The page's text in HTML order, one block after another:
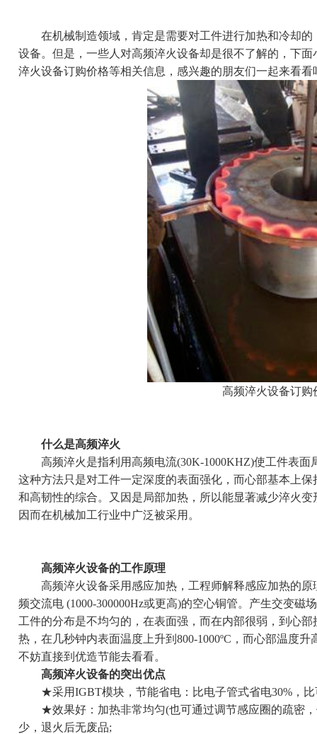
在机械制造领域，肯定是需要对工件进行加热和冷却的
设备。但是，一些人对高频淬火设备却是很不了解的，下
淬火设备订购价格等相关信息，感兴趣的朋友们一起来看看
高频淬火设备订购
什么是高频淬火
高频淬火是指利用高频电流(30K-1000KHZ)使工件表面
这种方法只是对工件一定深度的表面强化，而心部基本上
和高韧性的综合。又因是局部加热，所以能显著减少淬火
因而在机械加工行业中广泛被采用。
高频淬火设备的工作原理
高频淬火设备采用感应加热，工程师解释感应加热的原
频交流电 (1000-300000Hz或更高)的空心铜管。产生交变
工件的分布是不均匀的，在表面强，而在内部很弱，到心
热，在几秒钟内表面温度上升到800-1000ºC，而心部温度
不妨直接到优造节能去看看。
高频淬火设备的突出优点
★采用IGBT模块，节能省电：比电子管式省电30%，比
★效果好：加热非常均匀(也可通过调节感应圈的疏密，
少，退火后无废品;